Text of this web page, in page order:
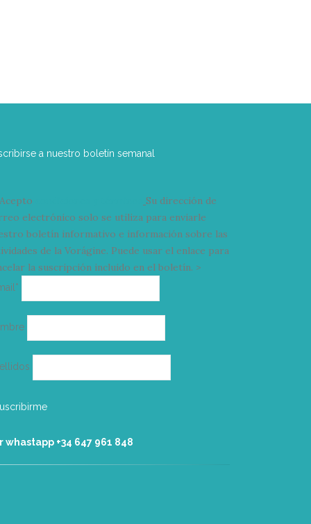
a nuestro boletín semanal
Acepto
Su dirección de
electrónico solo se utiliza para enviarle
boletín informativo e información sobre las
de la Vorágine. Puede usar el enlace para
la suscripción incluido en el boletín. >
electrónico
whastapp +34 ‭647 961 848‬